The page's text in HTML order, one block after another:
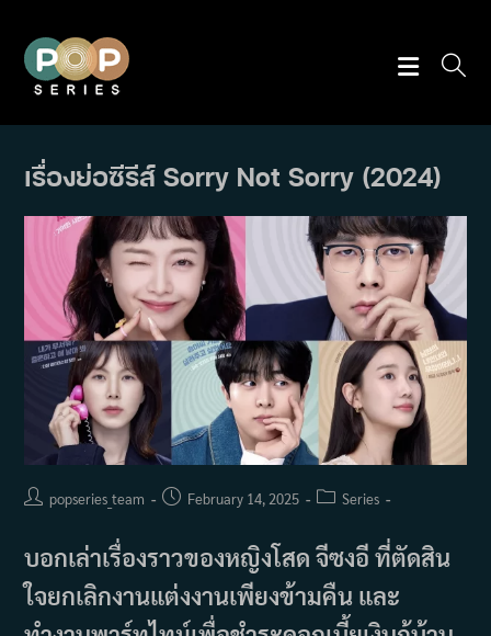
content
เรื่องย่อซีรีส์ Sorry Not Sorry (2024)
Postpopseries_team
PostFebruary 14, 2025
PostSeries
บอกเล่าเรื่องราวของหญิงโสด จีซงอี ที่ตัดสิน
ใจยกเลิกงานแต่งงานเพียงข้ามคืน และ